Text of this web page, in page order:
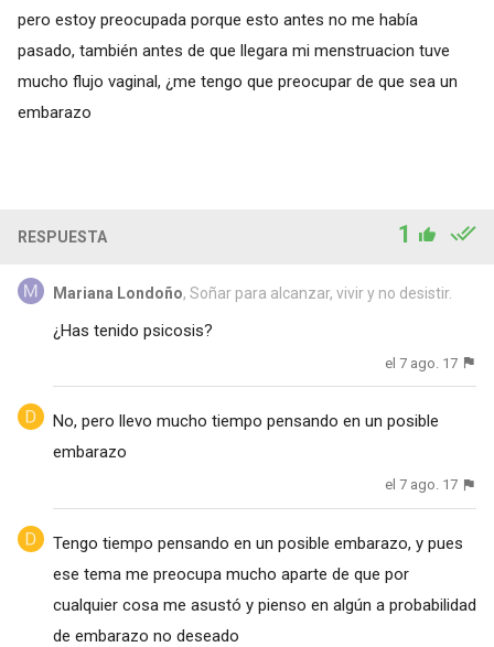
pero estoy preocupada porque esto antes no me había
pasado, también antes de que llegara mi menstruacion tuve
mucho flujo vaginal, ¿me tengo que preocupar de que sea un
embarazo
RESPUESTA 1
Mariana Londoño, Soñar para alcanzar, vivir y no desistir.
¿Has tenido psicosis?
el 7 ago. 17
No, pero llevo mucho tiempo pensando en un posible
embarazo
el 7 ago. 17
Tengo tiempo pensando en un posible embarazo, y pues
ese tema me preocupa mucho aparte de que por
cualquier cosa me asustó y pienso en algún a probabilidad
de embarazo no deseado